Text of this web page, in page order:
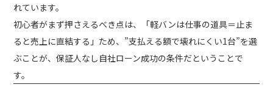
れています。
初心者がまず押さえるべき点は、「軽バンは仕事の道具＝止ま
ると売上に直結する」ため、”支払える額で壊れにくい1台”を選
ぶことが、保証人なし自社ローン成功の条件だということで
す。